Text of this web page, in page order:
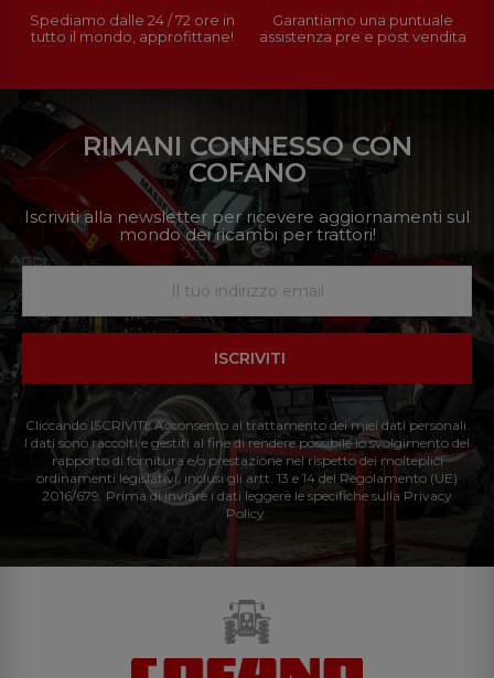
Spediamo dalle 24 / 72 ore in
tutto il mondo, approfittane!
Garantiamo una puntuale
assistenza pre e post vendita
RIMANI CONNESSO CON
COFANO
Iscriviti alla newsletter per ricevere aggiornamenti sul
mondo dei ricambi per trattori!
ISCRIVITI
Cliccando ISCRIVITI: Acconsento al trattamento dei miei dati personali.
I dati sono raccolti e gestiti al fine di rendere possibile lo svolgimento del
rapporto di fornitura e/o prestazione nel rispetto dei molteplici
ordinamenti legislativi, inclusi gli artt. 13 e 14 del Regolamento (UE)
2016/679. Prima di inviare i dati leggere le specifiche sulla Privacy
Policy.